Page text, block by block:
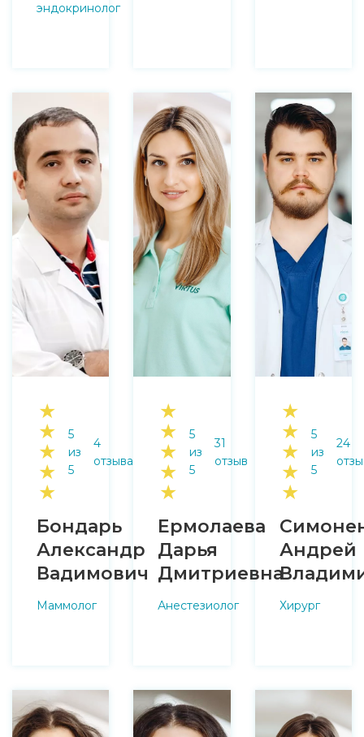
эндокринолог
★
★
★
★
★
5
из
5
4
отзыва
Бондарь
Александр
Вадимович
Маммолог
★
★
★
★
★
5
из
5
31
отзыв
Ермолаева
Дарья
Дмитриевна
Анестезиолог
★
★
★
★
★
5
из
5
24
Андрей
Хирург